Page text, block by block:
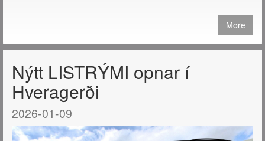
More
Nýtt LISTRÝMI opnar í
Hveragerði
2026-01-09